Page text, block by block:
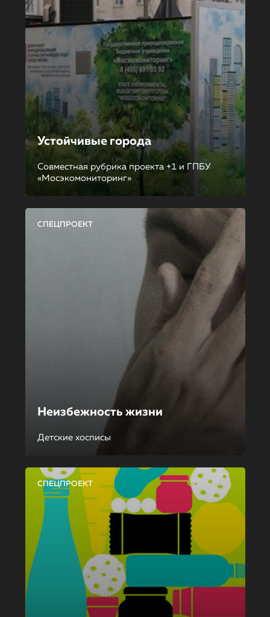
Устойчивые города
Совместная рубрика проекта +1 и ГПБУ
«Мосэкомониторинг»
СПЕЦПРОЕКТ
Неизбежность жизни
Детские хосписы
СПЕЦПРОЕКТ